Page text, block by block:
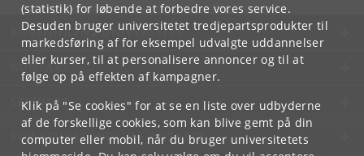
(statistik) for løbende at forbedre vores service.
Desuden bruger universitetet tredjepartsprodukter til
markedsføring af for eksempel udvalgte uddannelser
eller kurser, til at personalisere annoncer og til at
følge op på effekten af kampagner.
Klik på "Se cookies" for at se en liste over udbyderne
af de forskellige cookies, som kan blive gemt på din
computer eller mobil, når du bruger universitetets
KØBENHAVNS UNIVERSITET
KONTAKT
SERVICES
FOR STUDERENDE OG ANSATTE